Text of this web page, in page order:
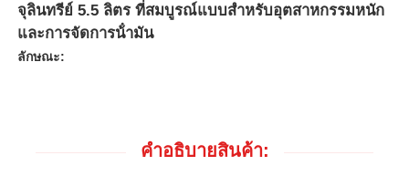
จุลินทรีย์ 5.5 ลิตร ที่สมบูรณ์แบบสําหรับอุตสาหกรรมหนัก
และการจัดการน้ํามัน
ลักษณะ:
คําอธิบายสินค้า: